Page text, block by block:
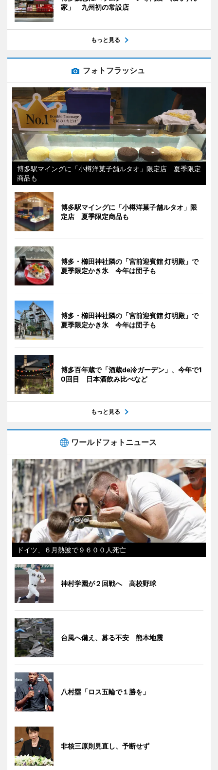
家」 九州初の常設店
もっと見る
フォトフラッシュ
博多駅マイングに「小樽洋菓子舗ルタオ」限定店 夏季限定
商品も
博多駅マイングに「小樽洋菓子舗ルタオ」限
定店 夏季限定商品も
博多・櫛田神社隣の「宮前迎賓館 灯明殿」で
夏季限定かき氷 今年は団子も
博多・櫛田神社隣の「宮前迎賓館 灯明殿」で
夏季限定かき氷 今年は団子も
博多百年蔵で「酒蔵de冷ガーデン」、今年で1
0回目 日本酒飲み比べなど
もっと見る
ワールドフォトニュース
ドイツ、６月熱波で９６００人死亡
神村学園が２回戦へ 高校野球
台風へ備え、募る不安 熊本地震
八村塁「ロス五輪で１勝を」
非核三原則見直し、予断せず